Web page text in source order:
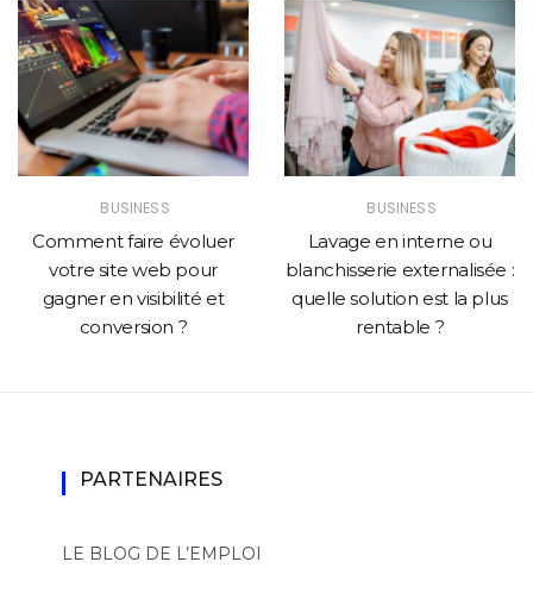
BUSINESS
Comment faire évoluer
votre site web pour
gagner en visibilité et
conversion ?
BUSINESS
Lavage en interne ou
blanchisserie externalisée :
quelle solution est la plus
rentable ?
PARTENAIRES
LE BLOG DE L’EMPLOI